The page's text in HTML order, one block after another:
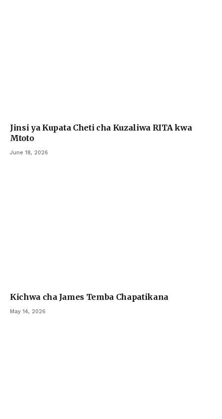
Jinsi ya Kupata Cheti cha Kuzaliwa RITA kwa
Mtoto
June 18, 2026
Kichwa cha James Temba Chapatikana
May 14, 2026